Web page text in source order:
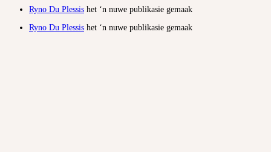
Ryno Du Plessis het ‘n nuwe publikasie gemaak
Ryno Du Plessis het ‘n nuwe publikasie gemaak